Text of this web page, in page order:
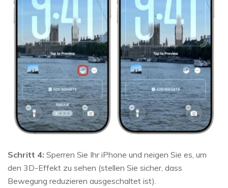
Schritt 4: Sperren Sie Ihr iPhone und neigen Sie es, um
den 3D-Effekt zu sehen (stellen Sie sicher, dass
Bewegung reduzieren ausgeschaltet ist).